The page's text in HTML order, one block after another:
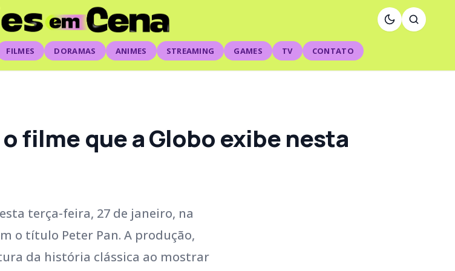
FILMES DORAMAS ANIMES STREAMING GAMES TV CONTATO
filme que a Globo exibe nesta
terça-feira, 27 de janeiro, na
o título Peter Pan. A produção,
da história clássica ao mostrar